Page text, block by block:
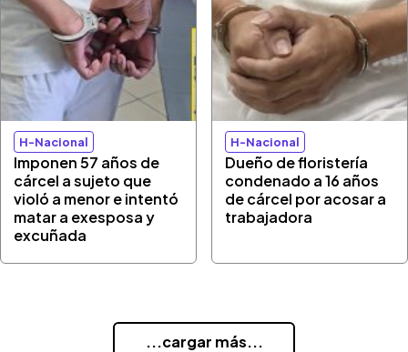
H-Nacional
Imponen 57 años de
cárcel a sujeto que
violó a menor e intentó
matar a exesposa y
excuñada
H-Nacional
Dueño de floristería
condenado a 16 años
de cárcel por acosar a
trabajadora
...cargar más...